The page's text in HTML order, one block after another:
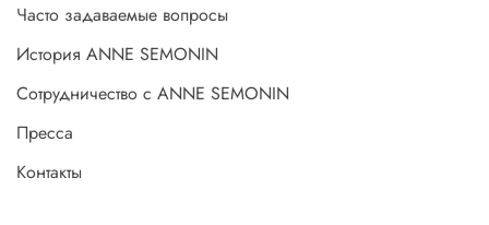
Часто задаваемые вопросы
История ANNE SEMONIN
Сотрудничество с ANNE SEMONIN
Пресса
Контакты